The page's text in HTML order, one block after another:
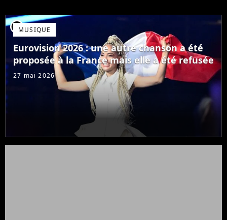
player2MUSIQUE
Eurovision 2026 : une autre chanson a été
proposée à la France mais elle a été refusée
27 mai 2026